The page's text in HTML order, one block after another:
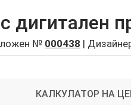
дигитален
№ 000438 |
КАЛКУЛАТОР НА